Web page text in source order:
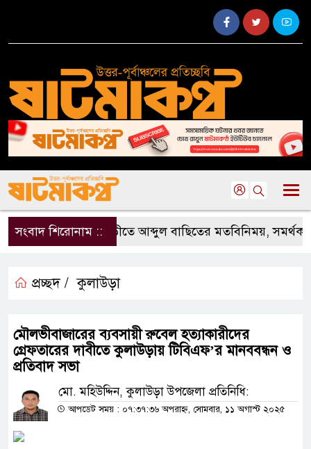
সংবাদ শিরোনাম ::জুড়ীতে আব্দুল বাছিতের মতবিনিময়,
প্রচ্ছদ / কুলাউড়া
মৌলভীবাজারের ব্যবসায়ী রুবেল হত্যাকারীদের
গ্রেফতারের দাবীতে কুলাউড়ায় টিবিএফ’র মানববন্ধন ও
প্রতিবাদ সভা
মো. মহিউদ্দিন, কুলাউড়া উপজেলা প্রতিনিধি:
আপডেট সময় : ০৭:৩৭:৩৬ অপরাহ্ন, সোমবার, ১১ অগাস্ট ২০২৫